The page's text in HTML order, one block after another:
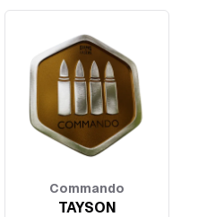
Commando
TAYSON